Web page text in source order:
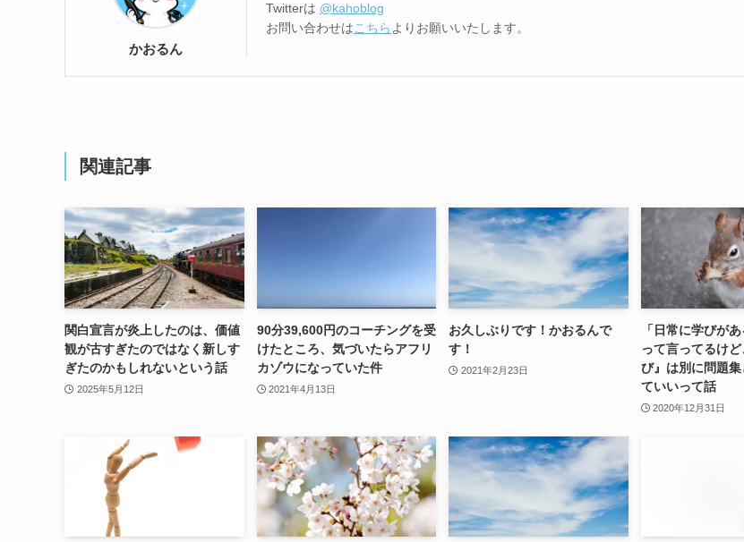
かおるん
Twitterは @kahoblog
お問い合わせはこちら よりお願いいたします。
関連記事
関白宣言が炎上したのは、価値
観が古すぎたのではなく新しす
ぎたのかもしれないという話
2025年5月12日
90分39,600円のコーチングを受
けたところ、気づいたらアフリ
カゾウになっていた件
2021年4月13日
お久しぶりです！かおるんで
す！
2021年2月23日
「日常に学びが
って言ってるけ
び』は別に問題集
ていいって話
2020年12月31日